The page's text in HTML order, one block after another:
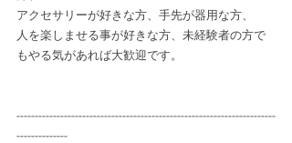
アクセサリーが好きな方、手先が器用な方、
人を楽しませる事が好きな方、未経験者の方で
もやる気があれば大歓迎です。
-----------------------------------------------------------------------
--------------